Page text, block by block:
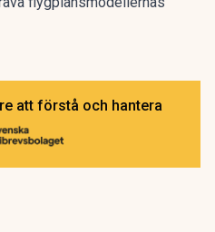
att förstå och hantera